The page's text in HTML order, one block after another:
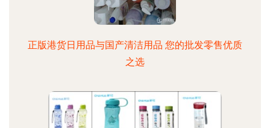
正版港货日用品与国产清洁用品 您的批发零售优质
之选